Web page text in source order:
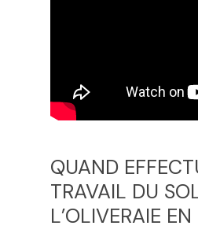
QUAND
TRAVAIL DU
L’OLIVERAIE